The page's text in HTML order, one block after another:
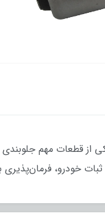
خودرو،